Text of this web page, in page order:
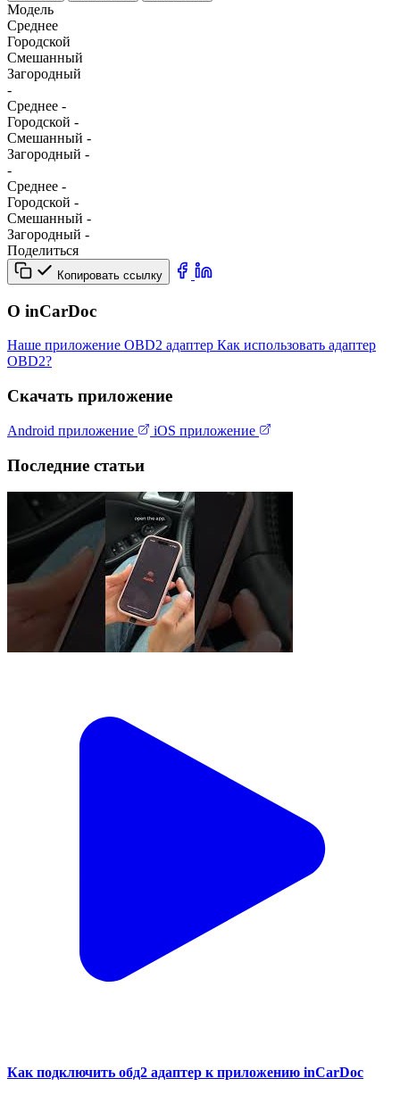
Модель
Среднее
Городской
Смешанный
Загородный
-
Среднее -
Городской -
Смешанный -
Загородный -
-
Среднее -
Городской -
Смешанный -
Загородный -
Поделиться
Копировать ссылку
О inCarDoc
Наше приложение OBD2 адаптер Как использовать адаптер
OBD2?
Скачать приложение
Android приложение iOS приложение
Последние статьи
Как подключить обд2 адаптер к приложению inCarDoc